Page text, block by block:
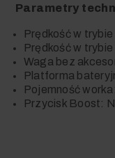
Parametry
Prędkość w
Prędkość w
Waga bez
Platforma
Pojemność
Przycisk Boost: